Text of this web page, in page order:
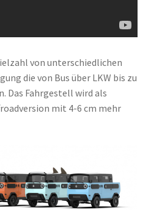
von unterschiedlichen
die von Bus über LKW bis zu
Das Fahrgestell wird als
mit 4-6 cm mehr